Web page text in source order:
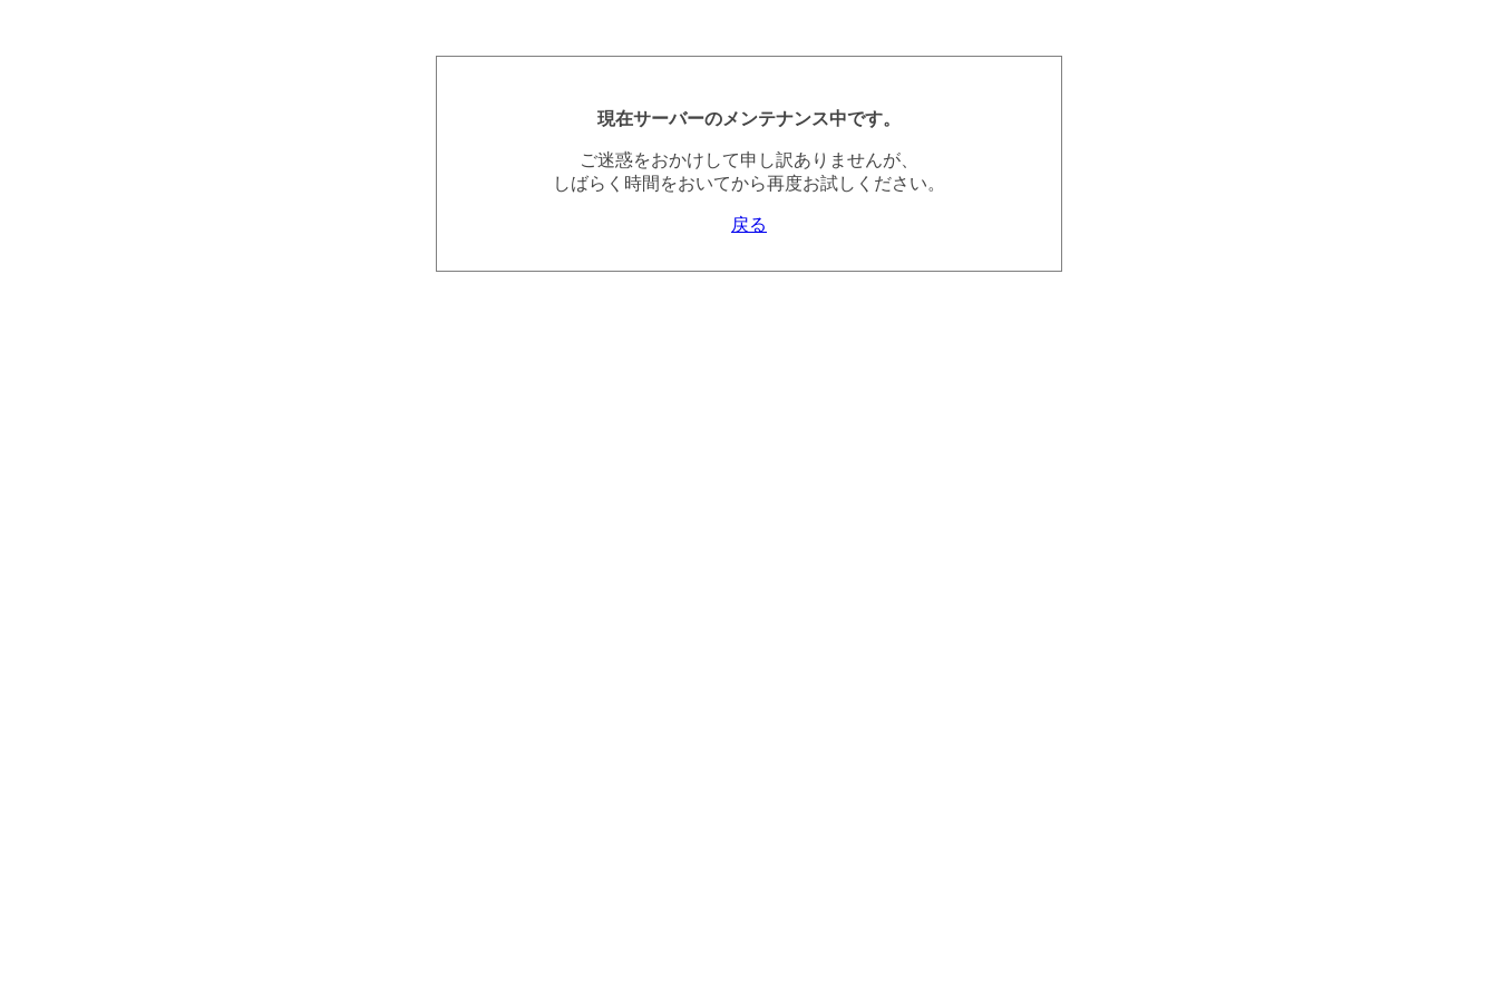
現在サーバーのメンテナンス中です。
ご迷惑をおかけして申し訳ありませんが、
しばらく時間をおいてから再度お試しください。
戻る